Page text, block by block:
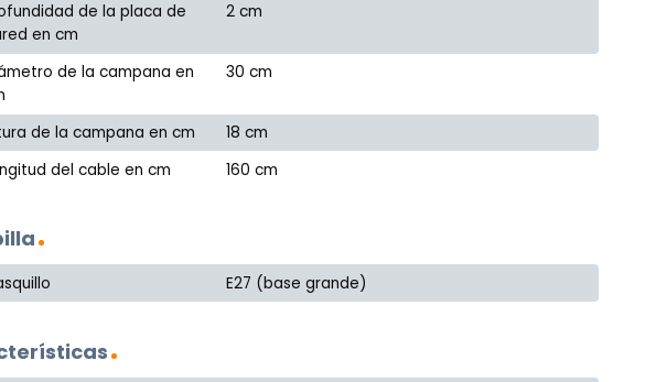
de la placa de
en cm
2 cm
de la campana en
30 cm
de la campana en cm
18 cm
del cable en cm
160 cm
E27 (base grande)